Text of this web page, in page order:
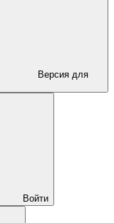
Версия для
Войти